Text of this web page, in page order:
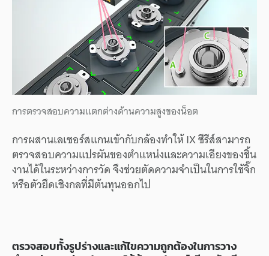
การตรวจสอบความแตกต่างด้านความสูงของน็อต
การผสานเลเซอร์สแกนเข้ากับกล้องทำให้ IX ซีรีส์สามารถ
ตรวจสอบความแปรผันของตำแหน่งและความเอียงของชิ้น
งานได้ในระหว่างการวัด จึงช่วยตัดความจำเป็นในการใช้จิ๊ก
หรือตัวยึดเชิงกลที่มีต้นทุนออกไป
ตรวจสอบทั้งรูปร่างและแก้ไขความถูกต้องในการวาง